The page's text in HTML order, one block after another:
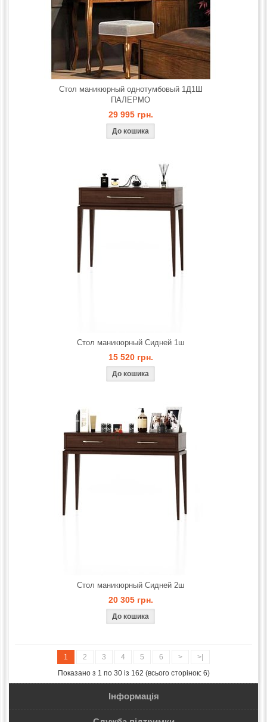
Стол маникюрный однотумбовый 1Д1Ш
ПАЛЕРМО
29 995 грн.
Стол маникюрный Сидней 1ш
15 520 грн.
Стол маникюрный Сидней 2ш
20 305 грн.
1 2 3 4 5 6 >
>|
Показано з 1 по 30 із 162 (всього сторінок: 6)
Інформація